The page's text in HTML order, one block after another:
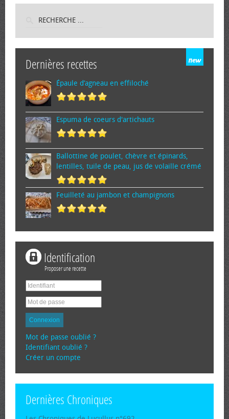
Dernières recettes
Épaule d’agneau en effiloché
Espuma de cœurs d'artichauts
Ballottine de poulet, chèvre et épinards,
lentilles, tuile de peau, jus de volaille crémé
Feuilleté au jambon et champignons
Identification
Proposer une recette
Connexion
Mot de passe oublié ?
Identifiant oublié ?
Créer un compte
Dernières Chroniques